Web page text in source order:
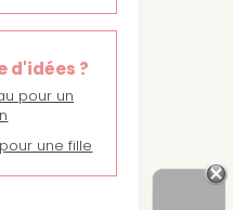
d'idées ?
pour un
une fille